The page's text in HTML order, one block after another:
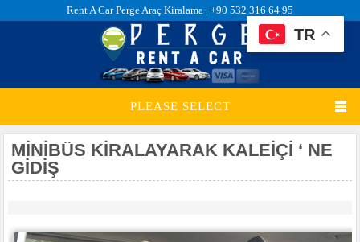
Rent A Car Perge Araç Kiralama | +90 532 316 64 95
PLEASE SELECT
MINIBÜS KIRALAYARAK KALEİÇİ ‘ NE
GIDIŞ
TR